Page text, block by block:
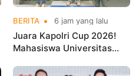
BERITA 6 jam yang lalu
Juara Kapolri Cup 2026!
Mahasiswa Universitas
Nama Kampus di Kejurnas